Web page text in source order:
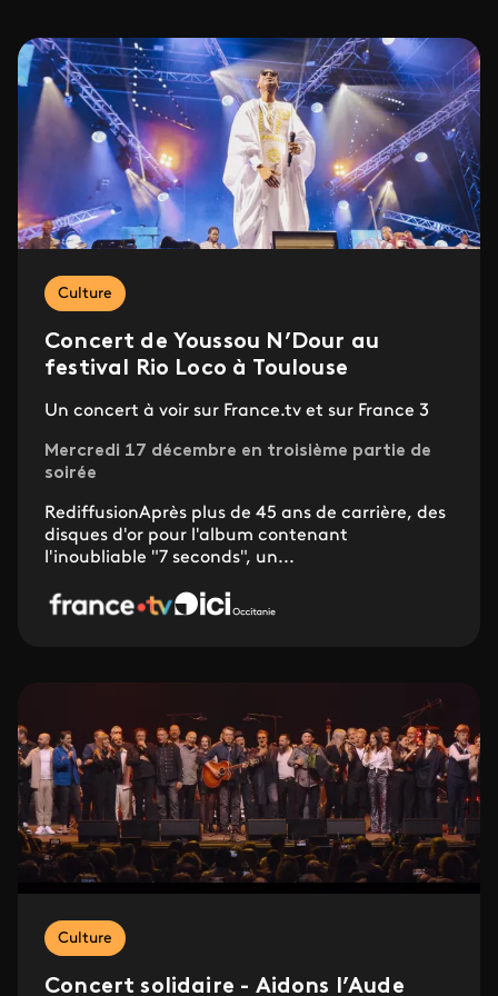
Culture
Concert de Youssou N’Dour au
festival Rio Loco à Toulouse
Un concert à voir sur France.tv et sur France 3
Mercredi 17 décembre en troisième partie de
soirée
RediffusionAprès plus de 45 ans de carrière, des
disques d'or pour l'album contenant
l'inoubliable "7 seconds", un...
Culture
Concert solidaire - Aidons l’Aude